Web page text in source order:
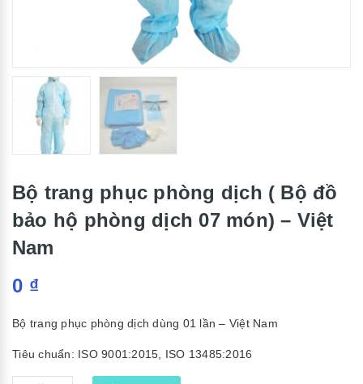
Bộ trang phục phòng dịch ( Bộ đồ
bảo hộ phòng dịch 07 món) – Việt
Nam
0 ₫
Bộ trang phục phòng dịch dùng 01 lần – Việt Nam
Tiêu chuẩn: ISO 9001:2015, ISO 13485:2016